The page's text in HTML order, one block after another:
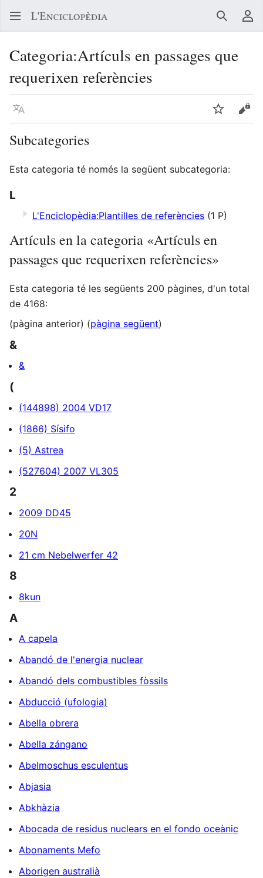
Buscar
Categoria:Artículs en passages que
requerixen referències
Llegir en un atre idioma Vigilar
Subcategories
Esta categoria té només la següent subcategoria:
L
L'Enciclopèdia:Plantilles de referències (1 P)
Artículs en la categoria «Artículs en
passages que requerixen referències»
Esta categoria té les següents 200 pàgines, d'un total
de 4168:
(pàgina anterior) (pàgina següent)
&
&
(
(144898) 2004 VD17
(1866) Sísifo
(5) Astrea
(527604) 2007 VL305
2
2009 DD45
20N
21 cm Nebelwerfer 42
8
8kun
A
A capela
Abandó de l'energia nuclear
Abandó dels combustibles fòssils
Abducció (ufologia)
Abella obrera
Abella zángano
Abelmoschus esculentus
Abjasia
Abkhàzia
Abocada de residus nuclears en el fondo oceànic
Abonaments Mefo
Aborigen australià